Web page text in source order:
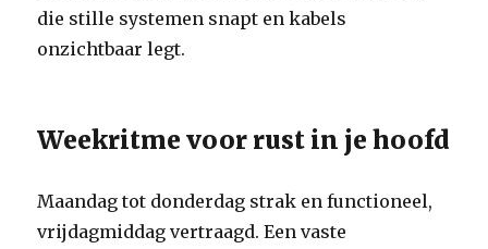
die stille systemen snapt en kabels
onzichtbaar legt.
Weekritme voor rust in je hoofd
Maandag tot donderdag strak en functioneel,
vrijdagmiddag vertraagd. Een vaste